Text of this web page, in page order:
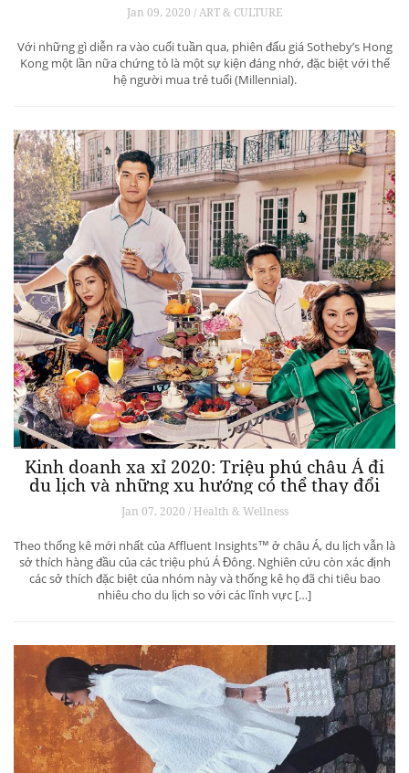
Jan 09, 2020 / ART & CULTURE
Với những gì diễn ra vào cuối tuần qua, phiên đấu giá Sotheby’s Hong
Kong một lần nữa chứng tỏ là một sự kiện đáng nhớ, đặc biệt với thế
hệ người mua trẻ tuổi (Millennial).
Kinh doanh xa xỉ 2020: Triệu phú châu Á đi
du lịch và những xu hướng có thể thay đổi
ngành du lịch thượng lưu
Jan 07, 2020 / Health & Wellness
Theo thống kê mới nhất của Affluent Insights™ ở châu Á, du lịch vẫn là
sở thích hàng đầu của các triệu phú Á Đông. Nghiên cứu còn xác định
các sở thích đặc biệt của nhóm này và thống kê họ đã chi tiêu bao
nhiêu cho du lịch so với các lĩnh vực […]